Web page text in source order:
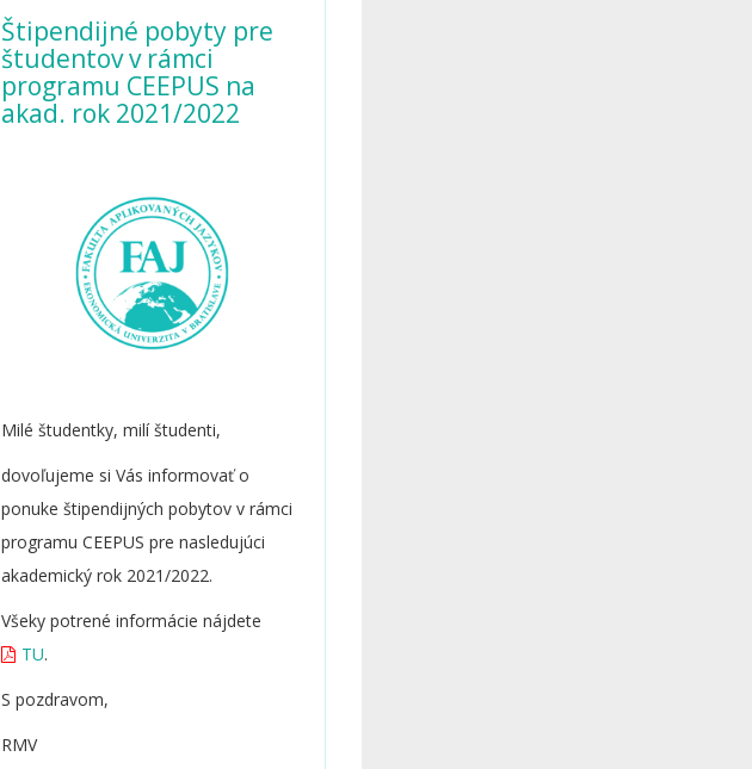
Štipendijné pobyty pre
študentov v rámci
programu CEEPUS na
akad. rok 2021/2022
Milé študentky, milí študenti,
dovoľujeme si Vás informovať o
ponuke štipendijných pobytov v rámci
programu CEEPUS pre nasledujúci
akademický rok 2021/2022.
Všeky potrené informácie nájdete
TU.
S pozdravom,
RMV